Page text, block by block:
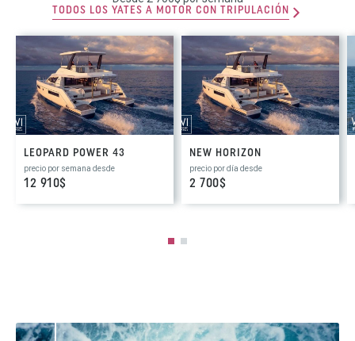
TODOS LOS YATES A MOTOR CON TRIPULACIÓN
LEOPARD POWER 43
precio por semana desde
12 910$
NEW HORIZON
precio por día desde
2 700$